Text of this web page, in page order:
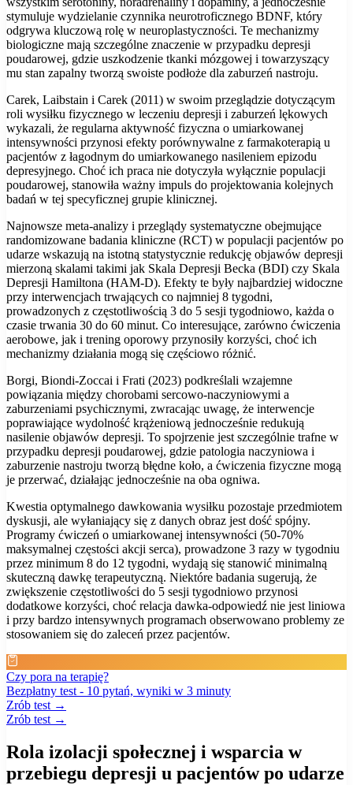
stymuluje wydzielanie czynnika neurotroficznego BDNF, który
odgrywa kluczową rolę w neuroplastyczności. Te mechanizmy
biologiczne mają szczególne znaczenie w przypadku depresji
poudarowej, gdzie uszkodzenie tkanki mózgowej i towarzyszący
mu stan zapalny tworzą swoiste podłoże dla zaburzeń nastroju.
Carek, Laibstain i Carek (2011) w swoim przeglądzie dotyczącym
roli wysiłku fizycznego w leczeniu depresji i zaburzeń lękowych
wykazali, że regularna aktywność fizyczna o umiarkowanej
intensywności przynosi efekty porównywalne z farmakoterapią u
pacjentów z łagodnym do umiarkowanego nasileniem epizodu
depresyjnego. Choć ich praca nie dotyczyła wyłącznie populacji
poudarowej, stanowiła ważny impuls do projektowania kolejnych
badań w tej specyficznej grupie klinicznej.
Najnowsze meta-analizy i przeglądy systematyczne obejmujące
randomizowane badania kliniczne (RCT) w populacji pacjentów po
udarze wskazują na istotną statystycznie redukcję objawów depresji
mierzoną skalami takimi jak Skala Depresji Becka (BDI) czy Skala
Depresji Hamiltona (HAM-D). Efekty te były najbardziej widoczne
przy interwencjach trwających co najmniej 8 tygodni,
prowadzonych z częstotliwością 3 do 5 sesji tygodniowo, każda o
czasie trwania 30 do 60 minut. Co interesujące, zarówno ćwiczenia
aerobowe, jak i trening oporowy przynosiły korzyści, choć ich
mechanizmy działania mogą się częściowo różnić.
Borgi, Biondi-Zoccai i Frati (2023) podkreślali wzajemne
powiązania między chorobami sercowo-naczyniowymi a
zaburzeniami psychicznymi, zwracając uwagę, że interwencje
poprawiające wydolność krążeniową jednocześnie redukują
nasilenie objawów depresji. To spojrzenie jest szczególnie trafne w
przypadku depresji poudarowej, gdzie patologia naczyniowa i
zaburzenie nastroju tworzą błędne koło, a ćwiczenia fizyczne mogą
je przerwać, działając jednocześnie na oba ogniwa.
Kwestia optymalnego dawkowania wysiłku pozostaje przedmiotem
dyskusji, ale wyłaniający się z danych obraz jest dość spójny.
Programy ćwiczeń o umiarkowanej intensywności (50-70%
maksymalnej częstości akcji serca), prowadzone 3 razy w tygodniu
przez minimum 8 do 12 tygodni, wydają się stanowić minimalną
skuteczną dawkę terapeutyczną. Niektóre badania sugerują, że
zwiększenie częstotliwości do 5 sesji tygodniowo przynosi
dodatkowe korzyści, choć relacja dawka-odpowiedź nie jest liniowa
i przy bardzo intensywnych programach obserwowano problemy ze
stosowaniem się do zaleceń przez pacjentów.
Czy pora na terapię?
Bezpłatny test - 10 pytań, wyniki w 3 minuty
Zrób test →
Zrób test →
Rola izolacji społecznej i wsparcia w
przebiegu depresji u pacjentów po udarze